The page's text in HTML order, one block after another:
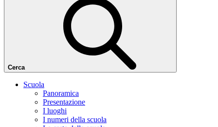
Cerca
Scuola
Panoramica
Presentazione
I luoghi
I numeri della scuola